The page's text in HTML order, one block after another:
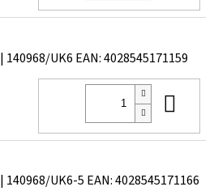
| 140968/UK6 EAN:4028545171159
| 140968/UK6-5 EAN:4028545171166